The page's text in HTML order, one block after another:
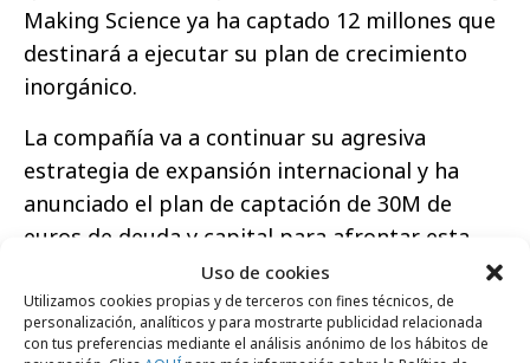
Uso de cookies
Utilizamos cookies propias y de terceros con fines técnicos, de
personalización, analíticos y para mostrarte publicidad relacionada
con tus preferencias mediante el análisis anónimo de los hábitos de
Making Science ya ha captado 12 millones que
destinará a ejecutar su plan de crecimiento
inorgánico.
La compañía va a continuar su agresiva
estrategia de expansión internacional y ha
anunciado el plan de captación de 30M de
euros de deuda y capital para afrontar esta
expansión. Estos 30M
de euros de financiación unidos a los 2M de
compañía los fondos necesarios para